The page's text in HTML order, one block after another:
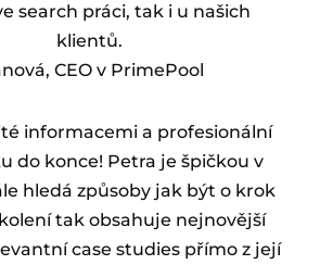
search práci, tak i u našich
klientů.
CEO v PrimePool
informacemi a profesionální
do konce! Petra je špičkou v
hledá způsoby jak být o krok
tak obsahuje nejnovější
case studies přímo z její